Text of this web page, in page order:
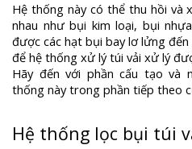
Hệ thống này có thể thu hồi và
nhau như bụi kim loại, bụi
được các hạt bụi bay lơ lửng
để hệ thống xử lý túi vải xử lý
Hãy đến với phần cấu tạo và
thống này trong phần tiếp theo
Hệ thống lọc bụi túi